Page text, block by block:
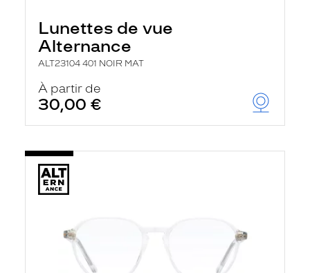
Lunettes de vue
Alternance
ALT23104 401 NOIR MAT
À partir de
30,00 €